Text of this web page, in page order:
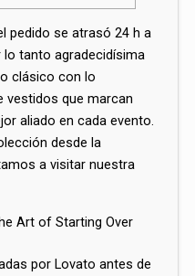
pedido se atrasó 24 h a
lo tanto agradecidísima
clásico con lo
vestidos que marcan
aliado en cada evento.
desde la
a visitar nuestra
Art of Starting Over
por Lovato antes de